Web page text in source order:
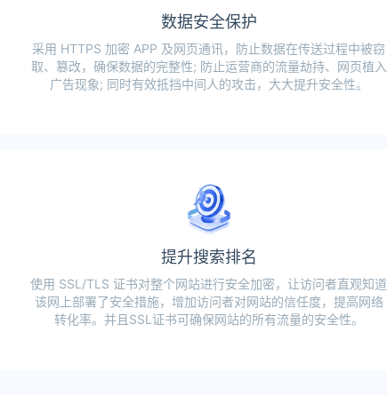
数据安全保护
采用 HTTPS 加密 APP 及网页通讯，防止数据在传送过程中被窃
取、篡改，确保数据的完整性; 防止运营商的流量劫持、网页植入
广告现象; 同时有效抵挡中间人的攻击，大大提升安全性。
提升搜索排名
使用 SSL/TLS 证书对整个网站进行安全加密，让访问者直观知道
该网上部署了安全措施，增加访问者对网站的信任度，提高网络
转化率。并且SSL证书可确保网站的所有流量的安全性。